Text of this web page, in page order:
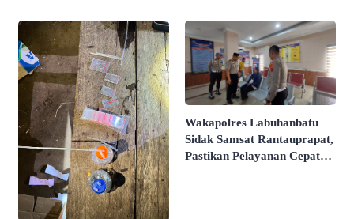
Buahnya!
Polri
Wakapolres Labuhanbatu
Sidak Samsat Rantauprapat,
Pastikan Pelayanan Cepat